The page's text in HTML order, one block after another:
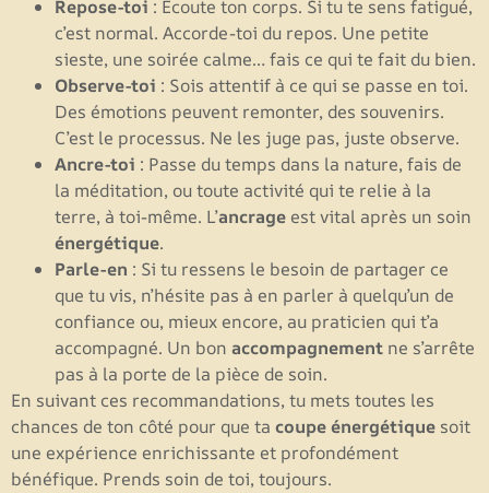
Repose-toi : Écoute ton corps. Si tu te sens fatigué,
c’est normal. Accorde-toi du repos. Une petite
sieste, une soirée calme… fais ce qui te fait du bien.
Observe-toi : Sois attentif à ce qui se passe en toi.
Des émotions peuvent remonter, des souvenirs.
C’est le processus. Ne les juge pas, juste observe.
Ancre-toi : Passe du temps dans la nature, fais de
la méditation, ou toute activité qui te relie à la
terre, à toi-même. L’ancrage est vital après un soin
énergétique.
Parle-en : Si tu ressens le besoin de partager ce
que tu vis, n’hésite pas à en parler à quelqu’un de
confiance ou, mieux encore, au praticien qui t’a
accompagné. Un bon accompagnement ne s’arrête
pas à la porte de la pièce de soin.
En suivant ces recommandations, tu mets toutes les
chances de ton côté pour que ta coupe énergétique soit
une expérience enrichissante et profondément
bénéfique. Prends soin de toi, toujours.